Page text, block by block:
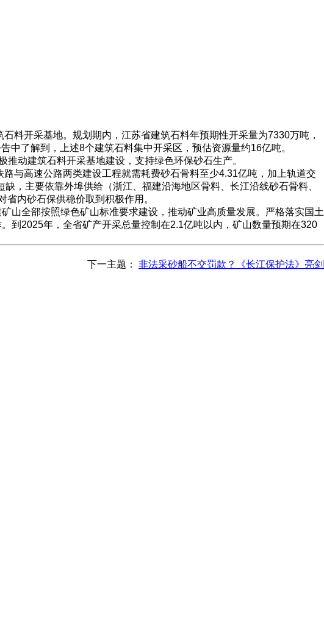
料开采基地。规划期内，江苏省建筑石料年预期性开采量为7330万吨，
了解到，上述8个建筑石料集中开采区，预估资源量约16亿吨。
动建筑石料开采基地建设，支持绿色环保砂石生产。
与高速公路两类建设工程就需耗费砂石骨料至少4.31亿吨，加上轨道交
，主要依靠外埠供给（浙江、福建沿海地区骨料、长江沿线砂石骨料、
内砂石保供稳价取到积极作用。
山全部按照绿色矿山标准要求建设，推动矿业高质量发展。严格落实国土
到2025年，全省矿产开采总量控制在2.1亿吨以内，矿山数量预期在320
下一主题： 非法采砂船不交罚款？《长江保护法》亮剑